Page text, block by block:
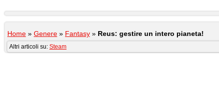
Home » Genere » Fantasy » Reus: gestire un intero pianeta!
Altri articoli su: Steam